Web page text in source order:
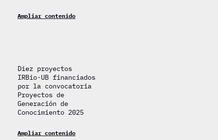
Ampliar contenido
Diez proyectos
IRBio-UB financiados
por la convocatoria
Proyectos de
Generación de
Conocimiento 2025
Ampliar contenido